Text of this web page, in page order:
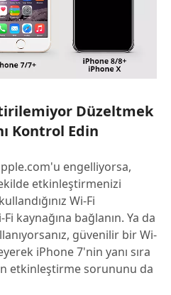
Düzeltmek
Kontrol Edin
engelliyorsa,
etkinleştirmenizi
Wi-Fi
kaynağına bağlanın. Ya da
güvenilir bir Wi-
iPhone 7'nin yanı sıra
etkinleştirme sorununu da